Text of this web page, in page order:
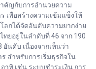
คัญกับการอำนวยความ
เพื่อสร้างความเข้มแข็งให้
ลกได้จัดอันดับความยากง่าย
ทยอยู่ในลำดับที่ 46 จาก 190
อันดับ เนื่องจากเห็นว่า
สำหรับการเริ่มธุรกิจใน
ทิ เช่น ระบบชำระเงิน การ